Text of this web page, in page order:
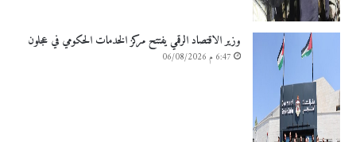
وزير الاقتصاد الرقمي يفتتح مركز الخدمات الحكومي في عجلون
6:47 م 06/08/2026